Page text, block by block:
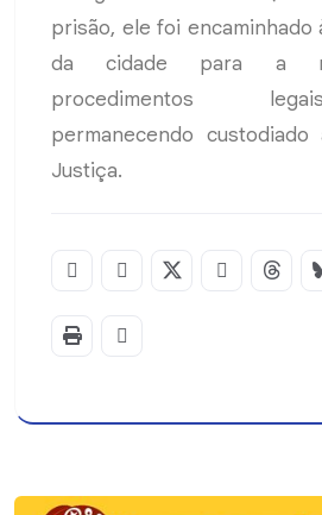
prisão, ele foi encaminhado
da cidade para a
procedimentos
permanecendo
Justiça.